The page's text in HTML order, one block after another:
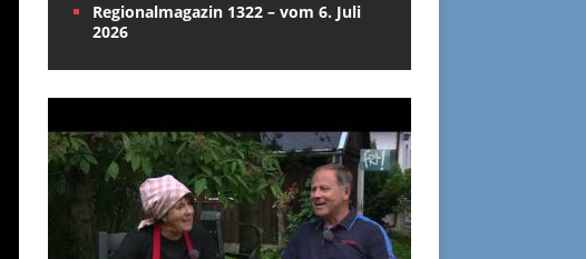
Regionalmagazin 1322 – vom 6. Juli
2026